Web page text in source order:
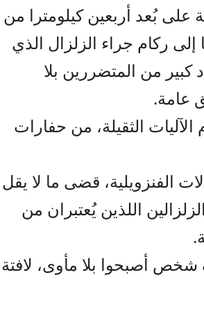
على بُعد أربعين كيلومترا من
ركام جراء الزلزال الذي
عدد كبير من المتضررين بلا
عامة.
الثقيلة، من حفارات
الفنزويلية، قضى ما لا يقل
آخرون في الزلزالين اللذين يُعتبران من
أيضا إلى أن أكثر من 16 ألف شخص أصبحوا بلا مأوى، لافتة